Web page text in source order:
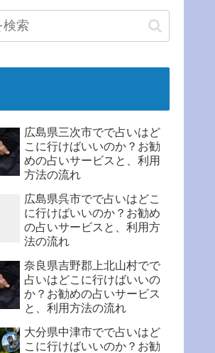
広島県三次市でで占いはど
こに行けばいいのか？お勧
めの占いサービスと、利用
方法の流れ
広島県呉市でで占いはどこ
に行けばいいのか？お勧め
の占いサービスと、利用方
法の流れ
奈良県吉野郡上北山村でで
占いはどこに行けばいいの
か？お勧めの占いサービス
と、利用方法の流れ
大分県中津市でで占いはど
こに行けばいいのか？お勧